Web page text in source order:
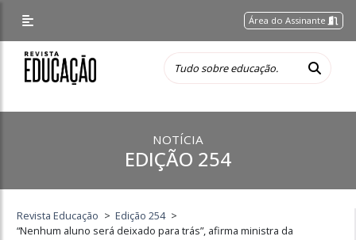
Área do Assinante
NOTÍCIA
EDIÇÃO 254
Revista Educação > Edição 254 >
“Nenhum aluno será deixado para trás”, afirma ministra da